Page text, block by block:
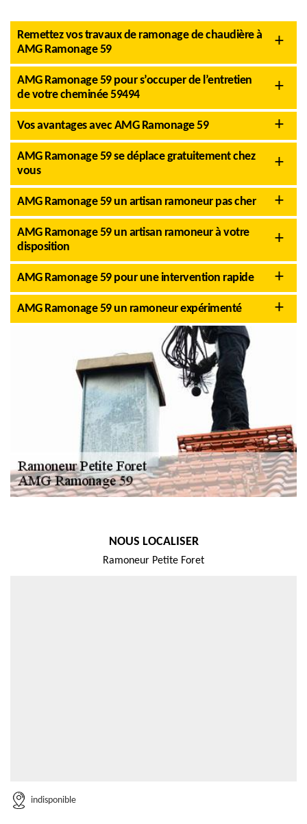
Remettez vos travaux de ramonage de chaudière à
AMG Ramonage 59
AMG Ramonage 59 pour s’occuper de l’entretien
de votre cheminée 59494
Vos avantages avec AMG Ramonage 59
AMG Ramonage 59 se déplace gratuitement chez
vous
AMG Ramonage 59 un artisan ramoneur pas cher
AMG Ramonage 59 un artisan ramoneur à votre
disposition
AMG Ramonage 59 pour une intervention rapide
AMG Ramonage 59 un ramoneur expérimenté
NOUS LOCALISER
Ramoneur Petite Foret
indisponible